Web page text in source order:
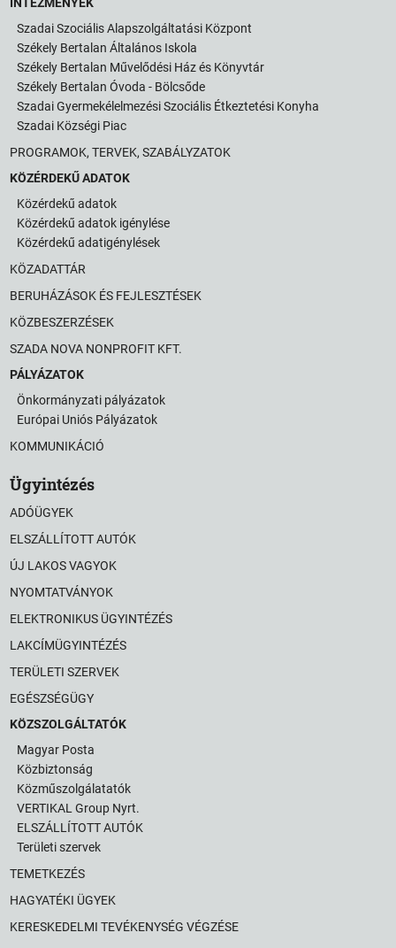
Szadai Szociális Alapszolgáltatási Központ
Székely Bertalan Általános Iskola
Székely Bertalan Művelődési Ház és Könyvtár
Székely Bertalan Óvoda - Bölcsőde
Szadai Gyermekélelmezési Szociális Étkeztetési Konyha
Szadai Községi Piac
PROGRAMOK, TERVEK, SZABÁLYZATOK
KÖZÉRDEKŰ ADATOK
Közérdekű adatok
Közérdekű adatok igénylése
Közérdekű adatigénylések
KÖZADATTÁR
BERUHÁZÁSOK ÉS FEJLESZTÉSEK
KÖZBESZERZÉSEK
SZADA NOVA NONPROFIT KFT.
PÁLYÁZATOK
Önkormányzati pályázatok
Európai Uniós Pályázatok
KOMMUNIKÁCIÓ
Ügyintézés
ADÓÜGYEK
ELSZÁLLÍTOTT AUTÓK
ÚJ LAKOS VAGYOK
NYOMTATVÁNYOK
ELEKTRONIKUS ÜGYINTÉZÉS
LAKCÍMÜGYINTÉZÉS
TERÜLETI SZERVEK
EGÉSZSÉGÜGY
KÖZSZOLGÁLTATÓK
Magyar Posta
Közbiztonság
Közműszolgálatatók
VERTIKAL Group Nyrt.
ELSZÁLLÍTOTT AUTÓK
Területi szervek
TEMETKEZÉS
HAGYATÉKI ÜGYEK
KERESKEDELMI TEVÉKENYSÉG VÉGZÉSE